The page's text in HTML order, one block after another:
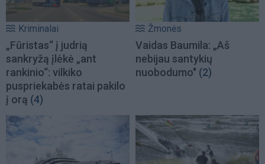
Kriminalai
„Fūristas“ į judrią
sankryžą įlėkė „ant
rankinio“: vilkiko
puspriekabės ratai pakilo
į orą (4)
Žmonės
Vaidas Baumila: „Aš
nebijau santykių
nuobodumo" (2)